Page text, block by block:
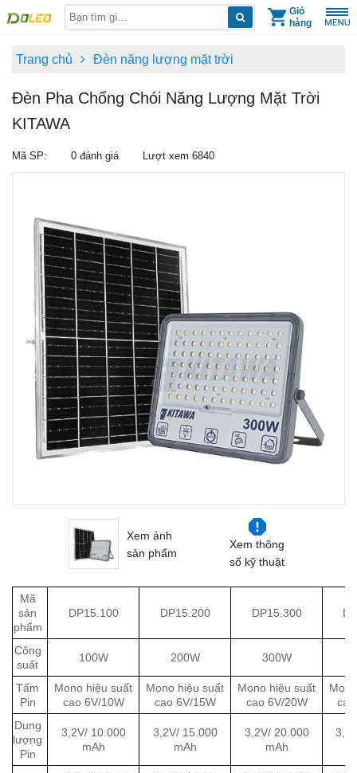
Giỏ
hàng
Trang chủ Đèn năng lượng mặt trời
Đèn Pha Chống Chói Năng Lượng Mặt Trời
KITAWA
Mã SP: 0 đánh giá Lượt xem 6840
Xem ảnh
sản phẩm
Xem thông
số kỹ thuật
Mã
sản
phẩm
DP15.100 DP15.200 DP15.300
Công
suất
100W 200W 300W
Tấm
Pin
Mono hiệu suất
cao 6V/10W
Mono hiệu suất
cao 6V/15W
Mono hiệu suất
cao 6V/20W
Dung
lượng
Pin
3,2V/ 10.000
mAh
3,2V/ 15.000
mAh
3,2V/ 20.000
mAh